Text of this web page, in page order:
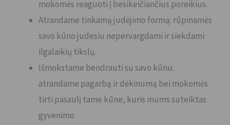
mokomės reaguoti į besikeičiančius poreikius.
Atrandame tinkamą judėjimo formą: rūpinamės
savo kūno judesiu nepervargdami ir siekdami
ilgalaikių tikslų.
Išmokstame bendrauti su savo kūnu:
atrandame pagarbą ir dėkinumą bei mokomės
tirti pasaulį tame kūne, kuris mums suteiktas
gyvenimo